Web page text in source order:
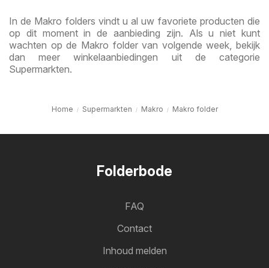
In de Makro folders vindt u al uw favoriete producten die
op dit moment in de aanbieding zijn. Als u niet kunt
wachten op de Makro folder van volgende week, bekijk
dan meer winkelaanbiedingen uit de categorie
Supermarkten.
Home Supermarkten Makro Makro folder
Folderbode
FAQ
Contact
Inhoud melden